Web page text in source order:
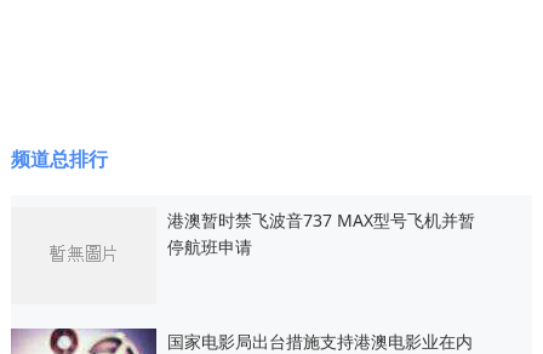
频道总排行
港澳暂时禁飞波音737 MAX型号飞机并暂
停航班申请
国家电影局出台措施支持港澳电影业在内